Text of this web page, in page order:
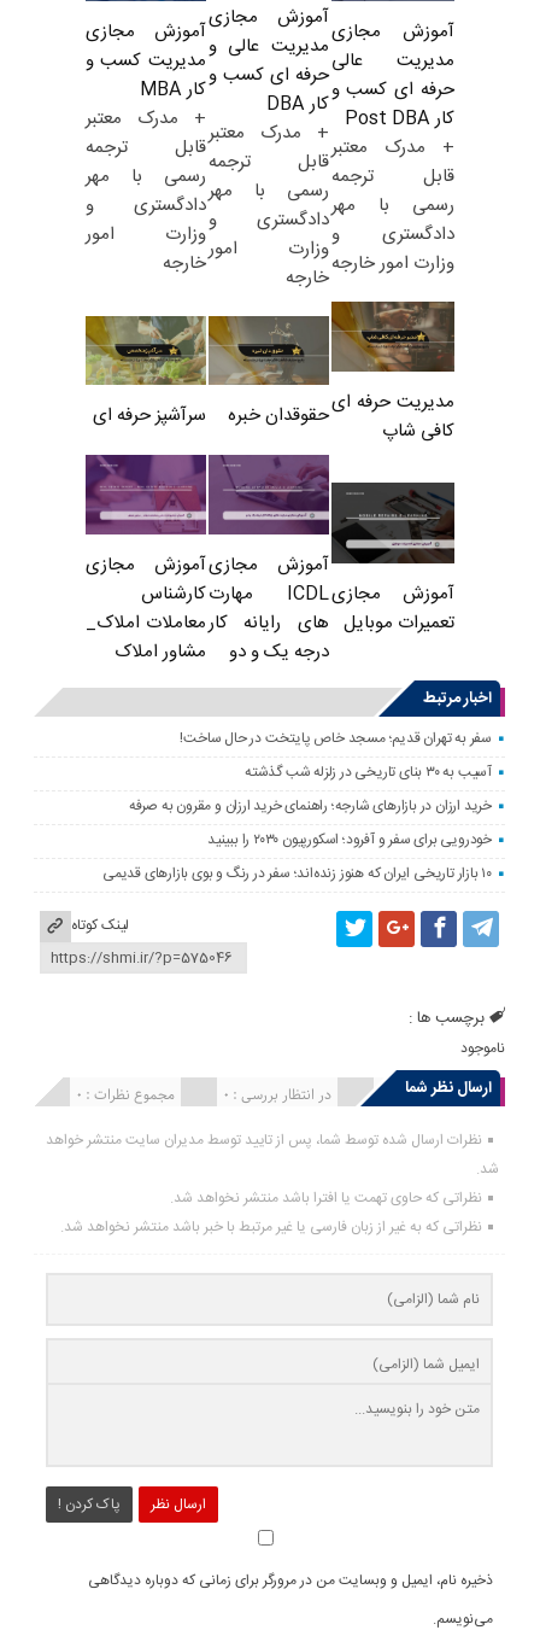
آموزش مجازی
مدیریت عالی
حرفه ای کسب و
کار Post DBA
+ مدرک معتبر
قابل ترجمه
رسمی با مهر
دادگستری و
وزارت امور خارجه
آموزش مجازی
مدیریت عالی و
حرفه ای کسب و
کار DBA
+ مدرک معتبر
قابل ترجمه
رسمی با مهر
دادگستری و
وزارت امور
خارجه
آموزش مجازی
مدیریت کسب و
کار MBA
+ مدرک معتبر
قابل ترجمه
رسمی با مهر
دادگستری و
وزارت امور
خارجه
مدیریت حرفه ای
کافی شاپ
حقوقدان خبره سرآشپز حرفه ای
آموزش مجازی
تعمیرات موبایل
آموزش مجازی
ICDL مهارت
های رایانه کار
درجه یک و دو
آموزش مجازی
کارشناس
معاملات املاک_
مشاور املاک
اخبار مرتبط
سفر به تهران قدیم؛ مسجد خاص پایتخت در حال ساخت!
آسیب به ۳۰ بنای تاریخی در زلزله شب گذشته
خرید ارزان در بازارهای شارجه؛ راهنمای خرید ارزان و مقرون به صرفه
خودرویی برای سفر و آفرود؛ اسکورپیون ۲۰۳۰ را ببینید
۱۰ بازار تاریخی ایران که هنوز زنده‌اند؛ سفر در رنگ و بوی بازارهای قدیمی
لینک کوتاه
برچسب ها :
ناموجود
ارسال نظر شما مجموع نظرات : 0 در انتظار بررسی : 0 انتشار یافته : 0
نظرات ارسال شده توسط شما، پس از تایید توسط مدیران سایت منتشر خواهد
شد.
نظراتی که حاوی تهمت یا افترا باشد منتشر نخواهد شد.
نظراتی که به غیر از زبان فارسی یا غیر مرتبط با خبر باشد منتشر نخواهد شد.
ارسال نظر پاک کردن !
ذخیره نام، ایمیل و وبسایت من در مرورگر برای زمانی که دوباره دیدگاهی
می‌نویسم.